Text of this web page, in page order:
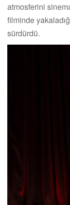
atmosferini
filminde
sürdürdü.